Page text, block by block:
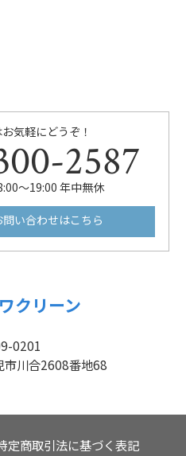
気軽にどうぞ！
2587
～19:00 年中無休
い合わせはこちら
クリーン
0201
市川合2608番地68
定商取引法に基づく表記